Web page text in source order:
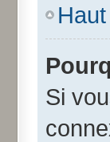
Haut
Si